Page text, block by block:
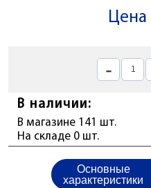
Цена
-
В наличии:
В магазине 141 шт.
На складе 0 шт.
Основные
характеристики